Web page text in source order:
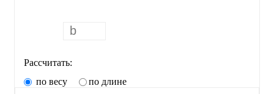
Рассчитать:
по весу
по длине